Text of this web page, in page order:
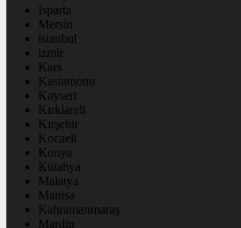
Isparta
Mersin
istanbul
izmir
Kars
Kastamonu
Kayseri
Kırklareli
Kırşehir
Kocaeli
Konya
Kütahya
Malatya
Manisa
Kahramanmaraş
Mardin